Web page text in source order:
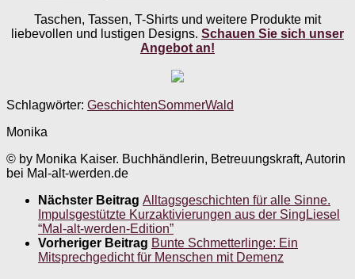
Taschen, Tassen, T-Shirts und weitere Produkte mit
liebevollen und lustigen Designs. Schauen Sie sich unser
Angebot an!
Schlagwörter: GeschichtenSommerWald
Monika
© by Monika Kaiser. Buchhändlerin, Betreuungskraft, Autorin
bei Mal-alt-werden.de
Nächster Beitrag Alltagsgeschichten für alle Sinne.
Impulsgestützte Kurzaktivierungen aus der SingLiesel
“Mal-alt-werden-Edition”
Vorheriger Beitrag Bunte Schmetterlinge: Ein
Mitsprechgedicht für Menschen mit Demenz